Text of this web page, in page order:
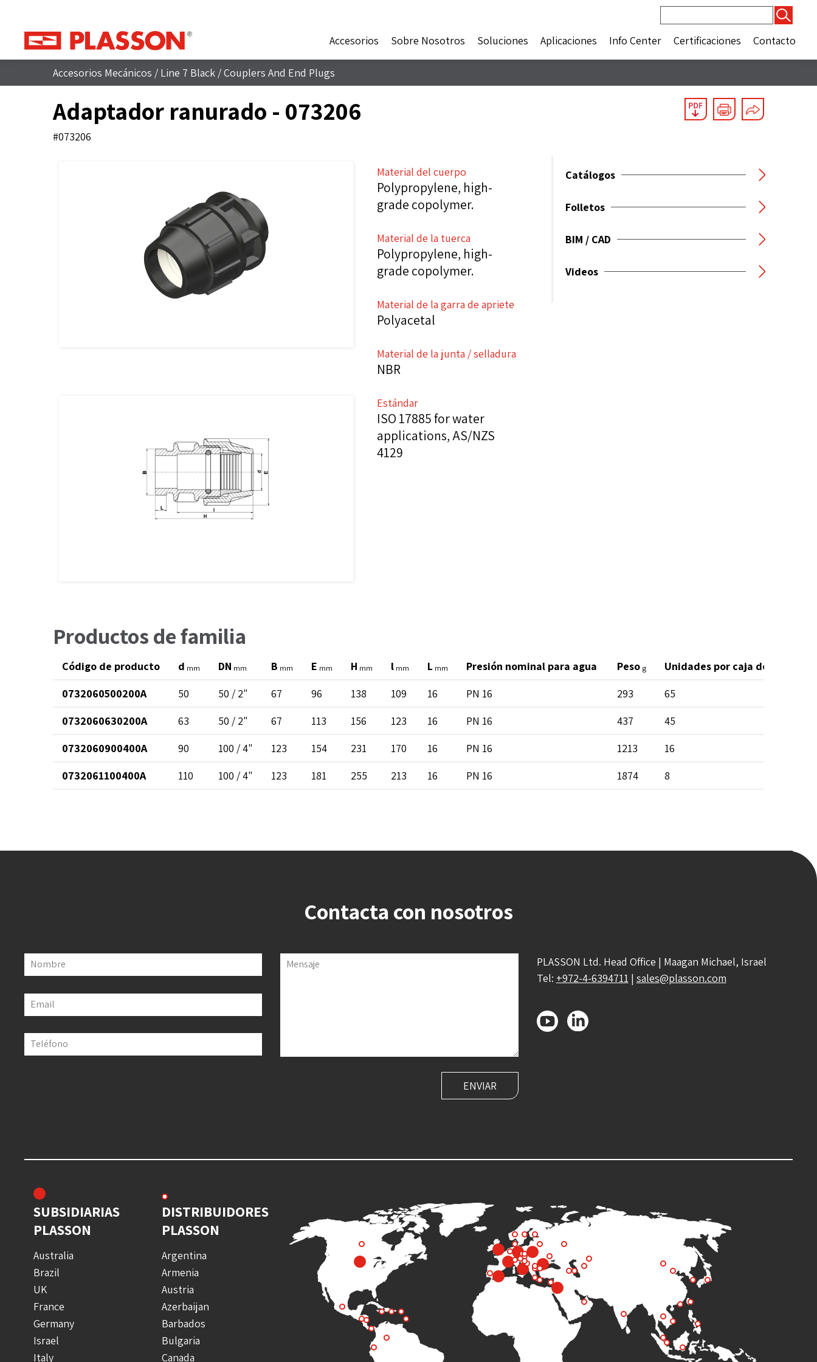
Accesorios
Sobre Nosotros Soluciones Aplicaciones Info Center Certificaciones Contacto
Accesorios Mecánicos / Line 7 Black /Couplers And End Plugs
Adaptador ranurado - 073206
#073206
Material del cuerpo
Polypropylene, high-
grade copolymer.
Material de la tuerca
Polypropylene, high-
grade copolymer.
Material de la garra de apriete
Polyacetal
Material de la junta / selladura
NBR
Estándar
ISO 17885 for water
applications, AS/NZS
4129
Catálogos
Folletos
BIM / CAD
Videos
Productos de familia
Código de producto d mm DN mm B mm E mm H mm l mm L mm Presión nominal para agua Peso g
Unidades por caja de cartón
0732060500200A
50 50 / 2" 67 96 138 109 16 PN 16 293
65
0732060630200A
63 50 / 2" 67 113 156 123 16 PN 16 437
45
0732060900400A
90 100 / 4" 123 154 231 170 16 PN 16 1213
16
0732061100400A
110 100 / 4" 123 181 255 213 16 PN 16 1874 8
Contacta con nosotros
Nombre
Email
Teléfono
Mensaje
PLASSON Ltd. Head Office | Maagan Michael, Israel
Tel: +972-4-6394711 | sales@plasson.com
SUBSIDIARIAS
PLASSON
Australia
Brazil
UK
France
Germany
Israel
Italy
DISTRIBUIDORES
PLASSON
Argentina
Armenia
Austria
Azerbaijan
Barbados
Bulgaria
Canada